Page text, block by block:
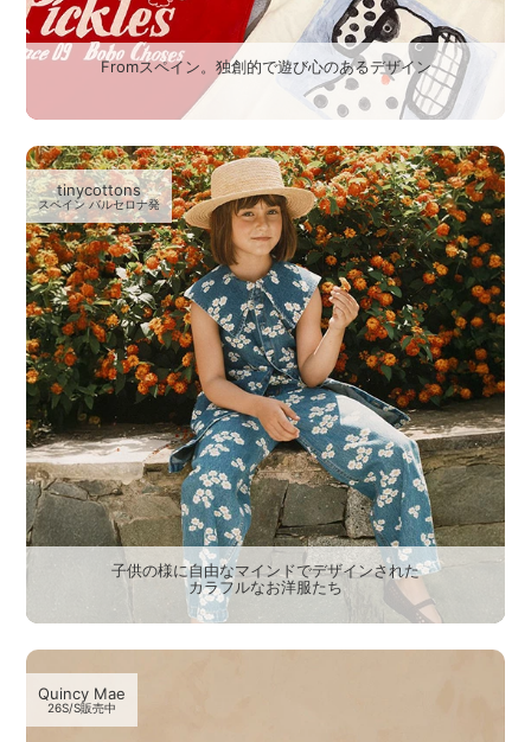
Fromスペイン。独創的で遊び心のあるデザイン
tinycottons
スペイン バルセロナ発
子供の様に自由なマインドでデザインされた
カラフルなお洋服たち
Quincy Mae
26S/S販売中